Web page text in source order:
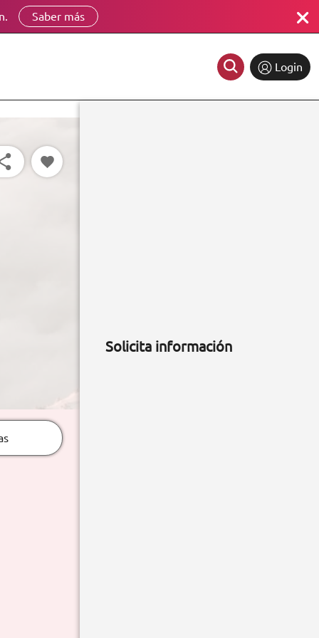
Saber más
Login
Solicita información